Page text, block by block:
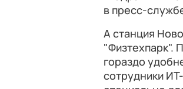
в пресс-
А станция
"Физтехпарк".
гораздо
сотрудники